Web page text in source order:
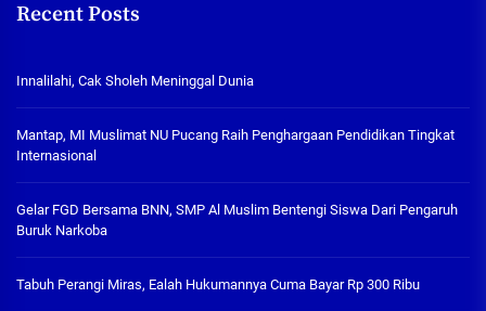
Recent Posts
Innalilahi, Cak Sholeh Meninggal Dunia
Mantap, MI Muslimat NU Pucang Raih Penghargaan Pendidikan Tingkat
Internasional
Gelar FGD Bersama BNN, SMP Al Muslim Bentengi Siswa Dari Pengaruh
Buruk Narkoba
Tabuh Perangi Miras, Ealah Hukumannya Cuma Bayar Rp 300 Ribu